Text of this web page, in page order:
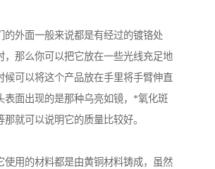
的外面一般来说都是有经过的镀铬处
，那么你可以把它放在一些光线充足地
候可以将这个产品放在手里将手臂伸直
表面出现的是那种乌亮如镜，*氧化斑
那就可以说明它的质量比较好。
使用的材料都是由黄铜材料铸成，虽然